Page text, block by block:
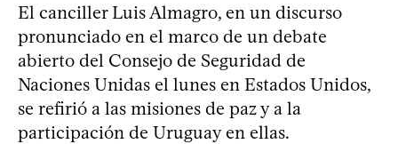
El canciller Luis Almagro, en un discurso
pronunciado en el marco de un debate
abierto del Consejo de Seguridad de
Naciones Unidas el lunes en Estados Unidos,
se refirió a las misiones de paz y a la
participación de Uruguay en ellas.